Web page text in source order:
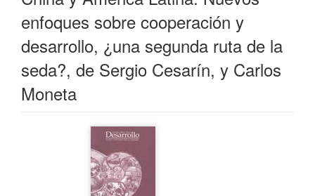
enfoques sobre cooperación y
desarrollo, ¿una segunda ruta de la
seda?, de Sergio Cesarín, y Carlos
Moneta